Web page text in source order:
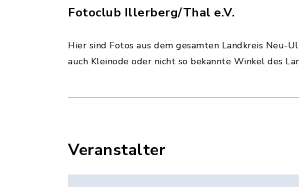
Fotoclub Illerberg/Thal e.V.
Hier sind Fotos aus dem gesamten Landkreis Neu-
auch Kleinode oder nicht so bekannte Winkel des
Veranstalter